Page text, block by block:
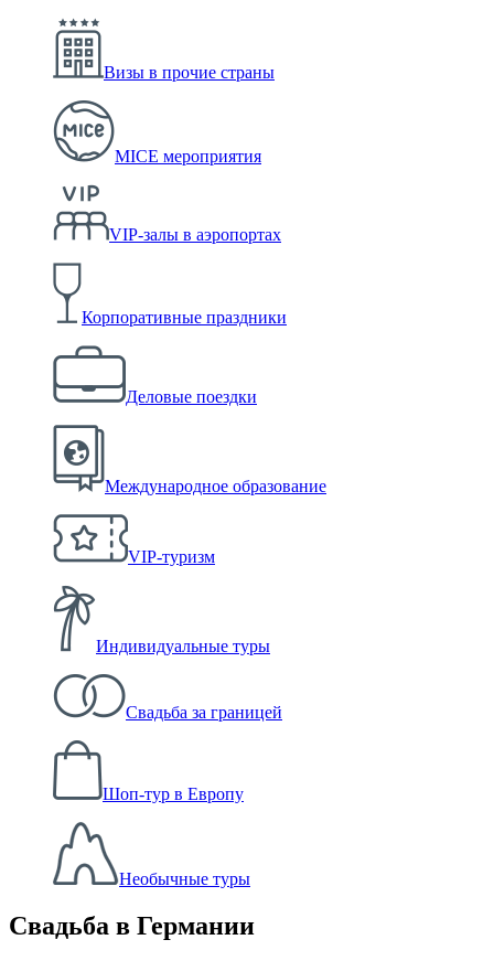
Визы в прочие страны
MICE мероприятия
VIP-залы в аэропортах
Корпоративные праздники
Деловые поездки
Международное образование
VIP-туризм
Индивидуальные туры
Свадьба за границей
Шоп-тур в Европу
Необычные туры
Свадьба в Германии